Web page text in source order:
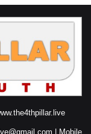
| Mobile